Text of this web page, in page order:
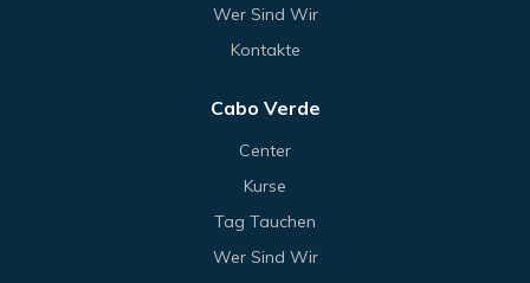
Wer Sind Wir
Kontakte
Cabo Verde
Center
Kurse
Tag Tauchen
Wer Sind Wir